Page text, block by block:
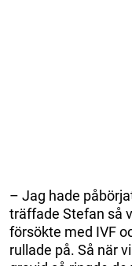
– Jag hade
träffade Stefan så
försökte med IVF
rullade på. Så när